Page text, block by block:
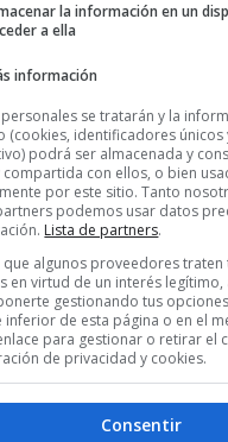
WhatsApp
NOTICIAS SALUD MENTAL
140
14 SEPTIEMBRE, 2023
la información en un
a ella
información
se tratarán y la
(cookies, identificadores únicos
podrá ser almacenada y
con ellos, o bien
por este sitio. Tanto
podemos usar datos
Lista de partners.
que algunos proveedores traten
en virtud de un interés legítimo,
gestionando tus
inferior de esta página o en el
para gestionar o retirar el
de privacidad y cookies.
Consentir